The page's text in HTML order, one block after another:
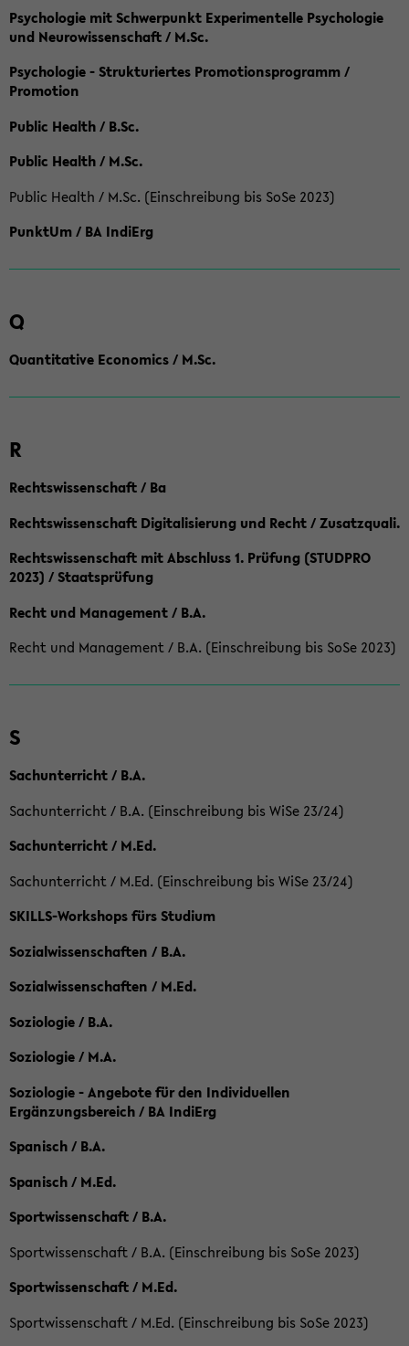
Psychologie mit Schwerpunkt Experimentelle Psychologie
und Neurowissenschaft / M.Sc.
Psychologie - Strukturiertes Promotionsprogramm /
Promotion
Public Health / B.Sc.
Public Health / M.Sc.
Public Health / M.Sc. (Einschreibung bis SoSe 2023)
PunktUm / BA IndiErg
Q
Quantitative Economics / M.Sc.
R
Rechtswissenschaft / Ba
Rechtswissenschaft Digitalisierung und Recht / Zusatzquali.
Rechtswissenschaft mit Abschluss 1. Prüfung (STUDPRO
2023) / Staatsprüfung
Recht und Management / B.A.
Recht und Management / B.A. (Einschreibung bis SoSe 2023)
S
Sachunterricht / B.A.
Sachunterricht / B.A. (Einschreibung bis WiSe 23/24)
Sachunterricht / M.Ed.
Sachunterricht / M.Ed. (Einschreibung bis WiSe 23/24)
SKILLS-Workshops fürs Studium
Sozialwissenschaften / B.A.
Sozialwissenschaften / M.Ed.
Soziologie / B.A.
Soziologie / M.A.
Soziologie - Angebote für den Individuellen
Ergänzungsbereich / BA IndiErg
Spanisch / B.A.
Spanisch / M.Ed.
Sportwissenschaft / B.A.
Sportwissenschaft / B.A. (Einschreibung bis SoSe 2023)
Sportwissenschaft / M.Ed.
Sportwissenschaft / M.Ed. (Einschreibung bis SoSe 2023)